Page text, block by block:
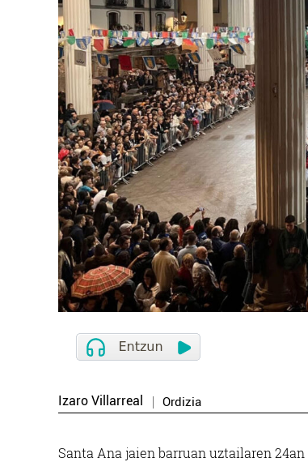
Izaro Villarreal Ordizia
Santa Ana jaien barruan uztailaren